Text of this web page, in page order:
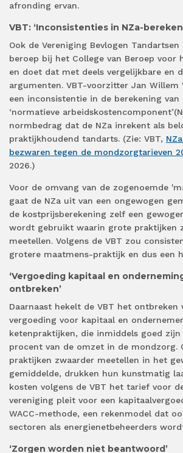
afronding ervan.
VBT: ‘Inconsistenties in NZa-
Ook de Vereniging Bevlogen Tandartsen
beroep bij het College van Beroep voor
en doet dat met deels vergelijkbare en
argumenten. VBT-voorzitter Jan Willem
een inconsistentie in de berekening van
‘normatieve
normbedrag dat de NZa inrekent als
praktijkhoudend tandarts. (Zie: VBT,
bezwaren tegen de mondzorgtarieven
2026.)
Voor de omvang van de zogenoemde
gaat de NZa uit van een ongewogen
de kostprijsberekening zelf een
wordt gebruikt waarin grote praktijken
meetellen. Volgens de VBT zou
grotere maatmens-praktijk en dus een
‘Vergoeding kapitaal en
ontbreken’
Daarnaast hekelt de VBT het ontbreken
vergoeding voor kapitaal en
ketenpraktijken, die inmiddels goed
procent van de omzet in de mondzorg.
praktijken zwaarder meetellen in het
gemiddelde, drukken hun kunstmatig
kosten volgens de VBT het tarief voor
vereniging pleit voor een
WACC-methode, een rekenmodel dat
sectoren als energienetbeheerders
‘Zorgen worden niet beantwoord’